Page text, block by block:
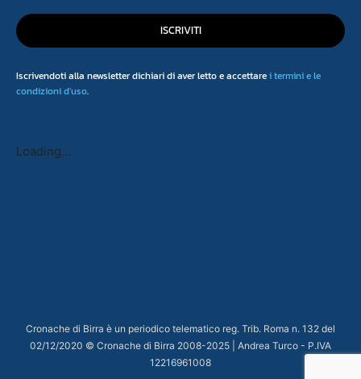
ISCRIVITI
Iscrivendoti alla newsletter dichiari di aver letto e accettarei termini e le
condizioni d'uso.
Loading...
Cronache di Birra è un periodico telematico reg. Trib. Roma n. 132 del
02/12/2020 © Cronache di Birra 2008-2025 | Andrea Turco - P.IVA
12216961008